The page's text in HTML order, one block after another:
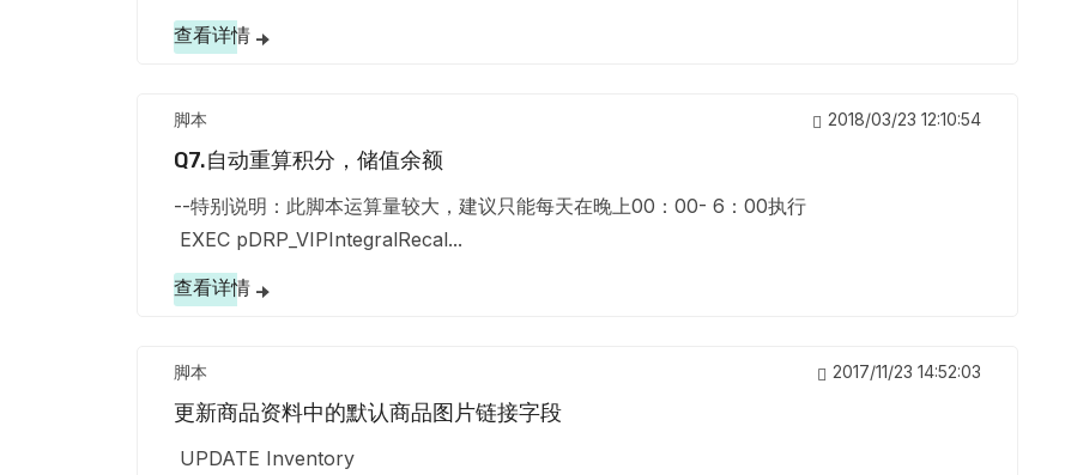
查看详情
脚本 2018/03/23 12:10:54
Q7.自动重算积分，储值余额
--特别说明：此脚本运算量较大，建议只能每天在晚上00：00- 6：00执行
EXEC pDRP_VIPIntegralRecal...
查看详情
脚本 2017/11/23 14:52:03
更新商品资料中的默认商品图片链接字段
UPDATE Inventory